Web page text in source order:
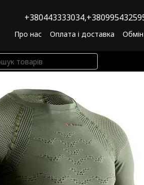
+380443333034,
Про нас Оплата і доставка